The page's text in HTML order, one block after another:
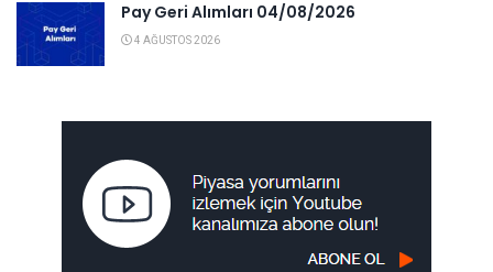
Pay Geri Alımları 04/08/2026
4 AĞUSTOS 2026